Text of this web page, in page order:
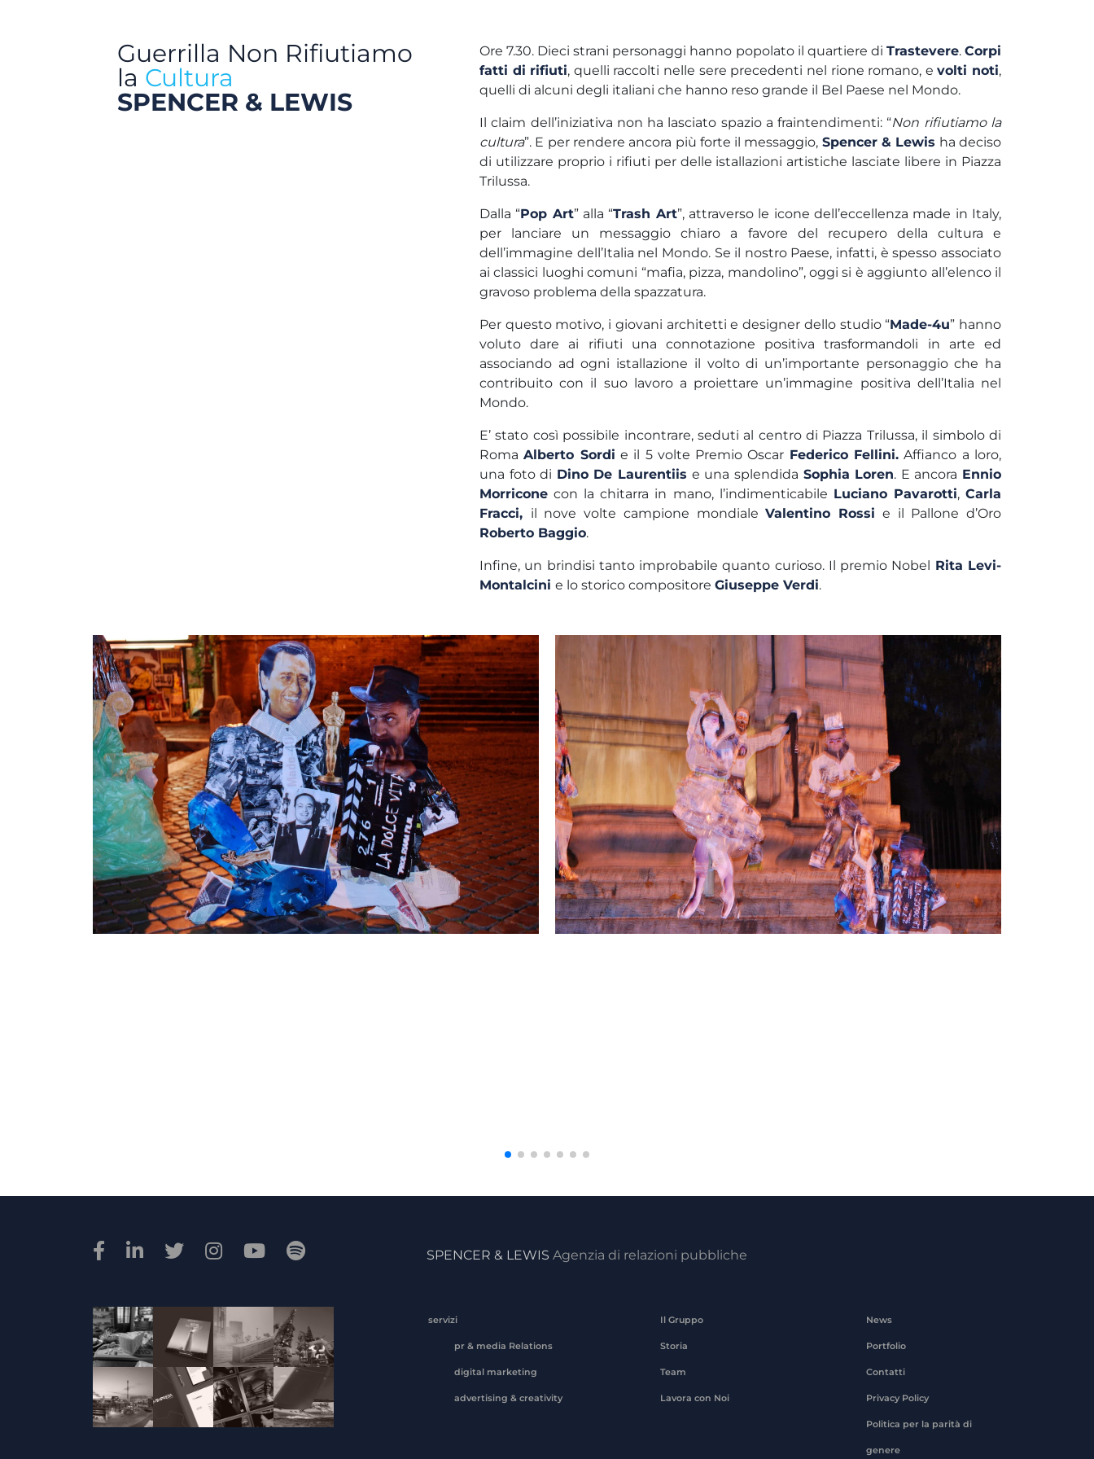
Guerrilla Non Rifiutiamo
la Cultura
SPENCER & LEWIS
Ore 7.30. Dieci strani personaggi hanno popolato il quartiere di Trastevere.Corpi
fatti di rifiuti, quelli raccolti nelle sere precedenti nel rione romano, evolti noti,
quelli di alcuni degli italiani che hanno reso grande il Bel Paese nel Mondo.
Il claim dell’iniziativa non ha lasciato spazio a fraintendimenti: “Non rifiutiamo la
cultura”. E per rendere ancora più forte il messaggio, Spencer & Lewis ha deciso
di utilizzare proprio i rifiuti per delle istallazioni artistiche lasciate libere in Piazza
Trilussa.
Dalla “Pop Art” alla “Trash Art”, attraverso le icone dell’eccellenza made in Italy,
per lanciare un messaggio chiaro a favore del recupero della cultura e
dell’immagine dell’Italia nel Mondo. Se il nostro Paese, infatti, è spesso associato
ai classici luoghi comuni “mafia, pizza, mandolino”, oggi si è aggiunto all’elenco il
gravoso problema della spazzatura.
Per questo motivo, i giovani architetti e designer dello studio “Made-4u” hanno
voluto dare ai rifiuti una connotazione positiva trasformandoli in arte ed
associando ad ogni istallazione il volto di un’importante personaggio che ha
contribuito con il suo lavoro a proiettare un’immagine positiva dell’Italia nel
Mondo.
E’ stato così possibile incontrare, seduti al centro di Piazza Trilussa, il simbolo di
RomaAlberto Sordi e il 5 volte Premio Oscar Federico Fellini. Affianco a loro,
una foto di Dino De Laurentiis e una splendida Sophia Loren. E ancora Ennio
Morricone con la chitarra in mano, l’indimenticabile Luciano Pavarotti,Carla
Fracci, il nove volte campione mondialeValentino Rossi e il Pallone d’Oro
Roberto Baggio.
Infine, un brindisi tanto improbabile quanto curioso. Il premio Nobel Rita Levi-
Montalcini e lo storico compositore Giuseppe Verdi.
SPENCER & LEWISAgenzia di relazioni pubbliche
servizi
pr & media Relations
digital marketing
advertising & creativity
Il Gruppo
Storia
Team
Lavora con Noi
News
Portfolio
Contatti
Privacy Policy
Politica per la parità di
genere